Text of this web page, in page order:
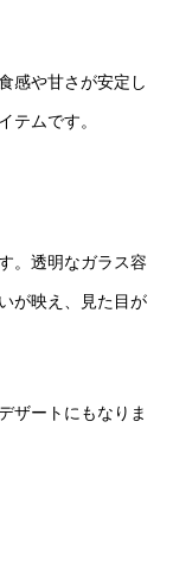
感や甘さが安定し
テムです。
。透明なガラス容
が映え、見た目が
ザートにもなりま